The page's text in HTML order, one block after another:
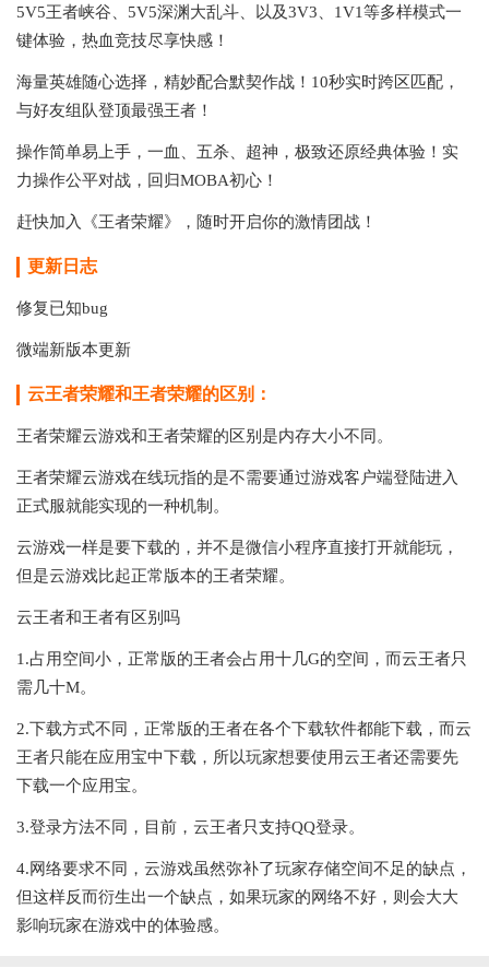
5V5王者峡谷、5V5深渊大乱斗、以及3V3、1V1等多样模式一
键体验，热血竞技尽享快感！
海量英雄随心选择，精妙配合默契作战！10秒实时跨区匹配，
与好友组队登顶最强王者！
操作简单易上手，一血、五杀、超神，极致还原经典体验！实
力操作公平对战，回归MOBA初心！
赶快加入《王者荣耀》，随时开启你的激情团战！
更新日志
修复已知bug
微端新版本更新
云王者荣耀和王者荣耀的区别：
王者荣耀云游戏和王者荣耀的区别是内存大小不同。
王者荣耀云游戏在线玩指的是不需要通过游戏客户端登陆进入
正式服就能实现的一种机制。
云游戏一样是要下载的，并不是微信小程序直接打开就能玩，
但是云游戏比起正常版本的王者荣耀。
云王者和王者有区别吗
1.占用空间小，正常版的王者会占用十几G的空间，而云王者只
需几十M。
2.下载方式不同，正常版的王者在各个下载软件都能下载，而云
王者只能在应用宝中下载，所以玩家想要使用云王者还需要先
下载一个应用宝。
3.登录方法不同，目前，云王者只支持QQ登录。
4.网络要求不同，云游戏虽然弥补了玩家存储空间不足的缺点，
但这样反而衍生出一个缺点，如果玩家的网络不好，则会大大
影响玩家在游戏中的体验感。